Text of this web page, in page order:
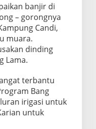
banjir di
– gorongnya
Candi,
muara.
dinding
Lama.
terbantu
Bang
irigasi untuk
untuk